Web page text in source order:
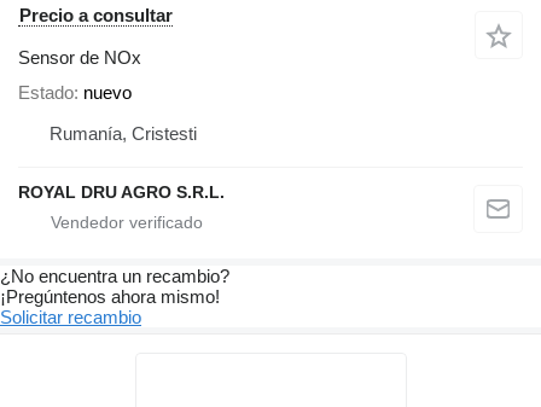
Precio a consultar
Sensor de NOx
Estado nuevo
Rumanía, Cristesti
ROYAL DRU AGRO S.R.L.
¿No encuentra un recambio?
¡Pregúntenos ahora mismo!
Solicitar recambio